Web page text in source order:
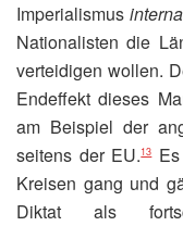
Imperialismus
Nationalisten die
verteidigen wollen.
Endeffekt dieses
am Beispiel der
seitens der EU.13Es
Kreisen gang und
Diktat als